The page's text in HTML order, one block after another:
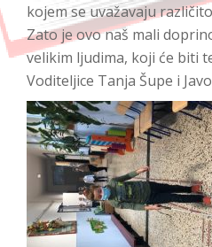
kojem se uvažavaju
Zato je ovo naš mali
velikim ljudima, koji će biti
Voditeljice Tanja Šupe i